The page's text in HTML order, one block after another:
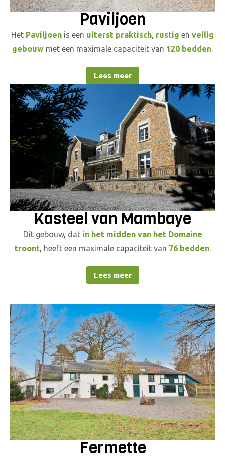
Paviljoen
Het Paviljoen is een uiterst praktisch, rustig en veilig
gebouw met een maximale capaciteit van 120 bedden.
Lees meer
Kasteel van Mambaye
Dit gebouw, dat in het midden van het Domaine
troont, heeft een maximale capaciteit van 76 bedden.
Lees meer
Fermette